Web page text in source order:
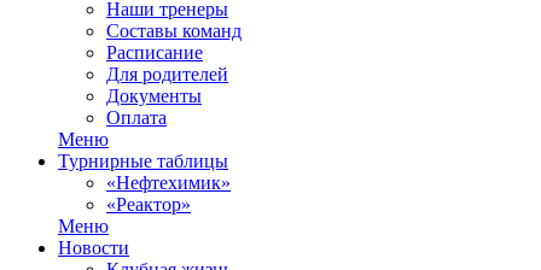
Наши тренеры
Составы команд
Расписание
Для родителей
Документы
Оплата
Меню
Турнирные таблицы
«Нефтехимик»
«Реактор»
Меню
Новости